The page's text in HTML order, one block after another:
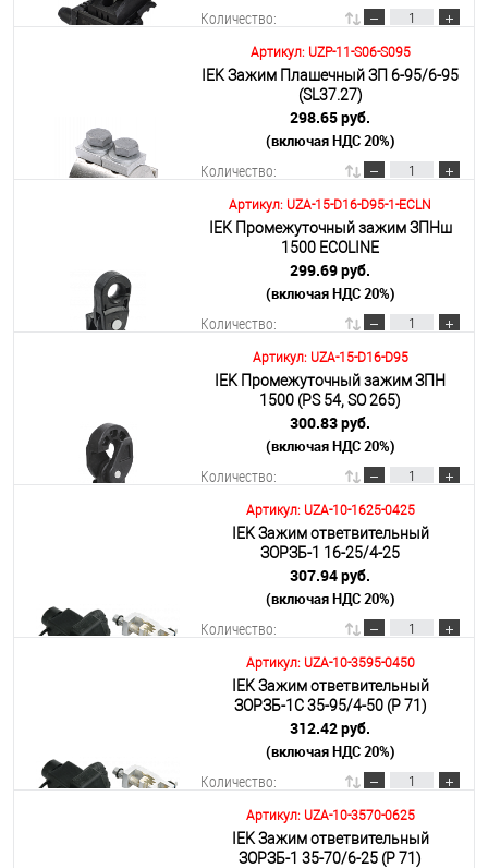
Количество:
В корзину
Подробнее
Артикул: UZP-11-S06-S095
IEK Зажим Плашечный ЗП 6-95/6-95
(SL37.27)
298.65 руб.
(включая НДС 20%)
Количество:
В корзину
Подробнее
Артикул: UZA-15-D16-D95-1-ECLN
IEK Промежуточный зажим ЗПНш
1500 ECOLINE
299.69 руб.
(включая НДС 20%)
Количество:
В корзину
Подробнее
Артикул: UZA-15-D16-D95
IEK Промежуточный зажим ЗПН
1500 (PS 54, SO 265)
300.83 руб.
(включая НДС 20%)
Количество:
В корзину
Подробнее
Артикул: UZA-10-1625-0425
IEK Зажим ответвительный
ЗОРЗБ-1 16-25/4-25
307.94 руб.
(включая НДС 20%)
Количество:
В корзину
Подробнее
Артикул: UZA-10-3595-0450
IEK Зажим ответвительный
ЗОРЗБ-1С 35-95/4-50 (Р 71)
312.42 руб.
(включая НДС 20%)
Количество:
В корзину
Артикул: UZA-10-3570-0625
IEK Зажим ответвительный
ЗОРЗБ-1 35-70/6-25 (Р 71)